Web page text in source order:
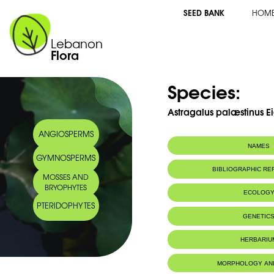
Lebanon
Flora
SEED BANK
ANGIOSPERMS
GYMNOSPERMS
MOSSES AND
BRYOPHYTES
PTERIDOPHYTES
Species:
Astragalus palæstinus
NAMES
BIBLIOGRAPHIC
ECOLOGY
Pâturages.
MORPHOLOGY